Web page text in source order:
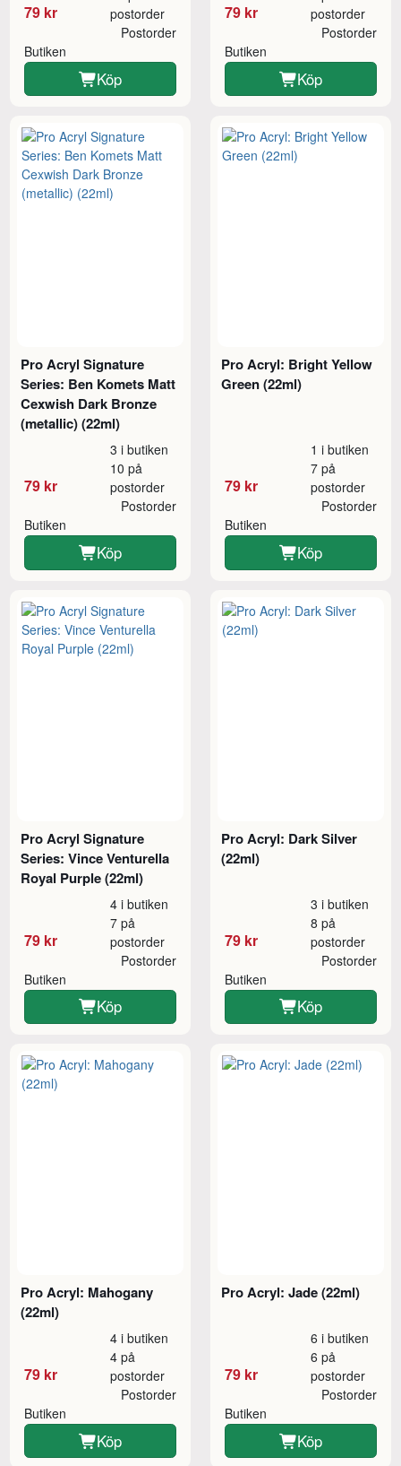
79 kr
postorder
Butiken
Postorder
Köp
79 kr
postorder
Butiken
Postorder
Köp
Pro Acryl Signature
Series: Ben Komets Matt
Cexwish Dark Bronze
(metallic) (22ml)
79 kr
3 i butiken
10 på
postorder
Butiken
Postorder
Köp
Pro Acryl: Bright Yellow
Green (22ml)
79 kr
1 i butiken
7 på
postorder
Butiken
Postorder
Köp
Pro Acryl Signature
Series: Vince Venturella
Royal Purple (22ml)
79 kr
4 i butiken
7 på
postorder
Butiken
Postorder
Köp
Pro Acryl: Dark Silver
(22ml)
79 kr
3 i butiken
8 på
postorder
Butiken
Postorder
Köp
Pro Acryl: Mahogany
(22ml)
79 kr
4 i butiken
4 på
postorder
Butiken
Postorder
Köp
Pro Acryl: Jade (22ml)
79 kr
6 i butiken
6 på
postorder
Butiken
Postorder
Köp